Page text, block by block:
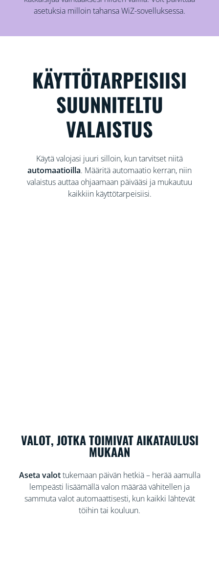
asetuksia milloin tahansa WiZ-sovelluksessa.
KÄYTTÖTARPEISIISI
SUUNNITELTU
VALAISTUS
Käytä valojasi juuri silloin, kun tarvitset niitä
automaatioilla. Määritä automaatio kerran, niin
valaistus auttaa ohjaamaan päivääsi ja mukautuu
kaikkiin käyttötarpeisiisi.
VALOT, JOTKA TOIMIVAT AIKATAULUSI
MUKAAN
Aseta valottukemaan päivän hetkiä – herää aamulla
lempeästi lisäämällä valon määrää vähitellen ja
sammuta valot automaattisesti, kun kaikki lähtevät
töihin tai kouluun.